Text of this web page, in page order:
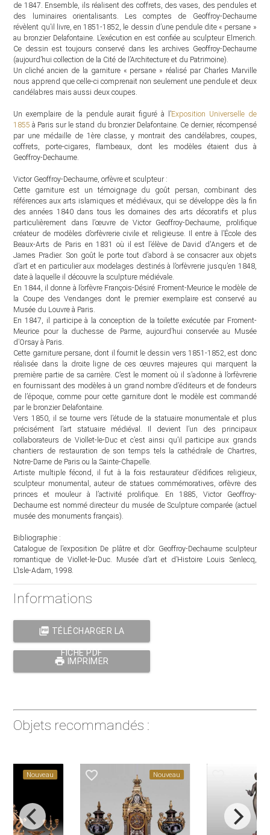
de 1847. Ensemble, ils réalisent des coffrets, des vases, des pendules et
des luminaires orientalisants. Les comptes de Geoffroy-Dechaume
révèlent qu’il livre, en 1851-1852, le dessin d’une pendule dite « persane »
au bronzier Delafontaine. L’exécution en est confiée au sculpteur Elmerich.
Ce dessin est toujours conservé dans les archives Geoffroy-Dechaume
(aujourd’hui collection de la Cité de l’Architecture et du Patrimoine).
Un cliché ancien de la garniture « persane » réalisé par Charles Marville
nous apprend que celle-ci comprenait non seulement une pendule et deux
candélabres mais aussi deux coupes.
Un exemplaire de la pendule aurait figuré à l’Exposition Universelle de
1855 à Paris sur le stand du bronzier Delafontaine. Ce dernier, récompensé
par une médaille de 1ère classe, y montrait des candélabres, coupes,
coffrets, porte-cigares, flambeaux, dont les modèles étaient dus à
Geoffroy-Dechaume.
Victor Geoffroy-Dechaume, orfèvre et sculpteur :
Cette garniture est un témoignage du goût persan, combinant des
références aux arts islamiques et médiévaux, qui se développe dès la fin
des années 1840 dans tous les domaines des arts décoratifs et plus
particulièrement dans l’œuvre de Victor Geoffroy-Dechaume, prolifique
créateur de modèles d’orfèvrerie civile et religieuse. Il entre à l’École des
Beaux-Arts de Paris en 1831 où il est l’élève de David d'Angers et de
James Pradier. Son goût le porte tout d’abord à se consacrer aux objets
d’art et en particulier aux modelages destinés à l’orfèvrerie jusqu’en 1848,
date à laquelle il découvre la sculpture médiévale.
En 1844, il donne à l’orfèvre François-Désiré Froment-Meurice le modèle de
la Coupe des Vendanges dont le premier exemplaire est conservé au
Musée du Louvre à Paris.
En 1847, il participe à la conception de la toilette exécutée par Froment-
Meurice pour la duchesse de Parme, aujourd’hui conservée au Musée
d’Orsay à Paris.
Cette garniture persane, dont il fournit le dessin vers 1851-1852, est donc
réalisée dans la droite ligne de ces œuvres majeures qui marquent la
première partie de sa carrière. C’est le moment où il s’adonne à l’orfèvrerie
en fournissant des modèles à un grand nombre d’éditeurs et de fondeurs
de l’époque, comme pour cette garniture dont le modèle est commandé
par le bronzier Delafontaine.
Vers 1850, il se tourne vers l’étude de la statuaire monumentale et plus
précisément l’art statuaire médiéval. Il devient l’un des principaux
collaborateurs de Viollet-le-Duc et c’est ainsi qu’il participe aux grands
chantiers de restauration de son temps tels la cathédrale de Chartres,
Notre-Dame de Paris ou la Sainte-Chapelle.
Artiste multiple fécond, il fut à la fois restaurateur d’édifices religieux,
sculpteur monumental, auteur de statues commémoratives, orfèvre des
princes et mouleur à l’activité prolifique. En 1885, Victor Geoffroy-
Dechaume est nommé directeur du musée de Sculpture comparée (actuel
musée des monuments français).
Bibliographie :
Catalogue de l’exposition De plâtre et d’or. Geoffroy-Dechaume sculpteur
romantique de Viollet-le-Duc. Musée d’art et d’Histoire Louis Senlecq,
L’Isle-Adam, 1998.
Informations
picture_as_pdf TÉLÉCHARGER LA
FICHE PDF
print IMPRIMER
Objets recommandés :
favorite_border Nouveau favorite_border Nouveau